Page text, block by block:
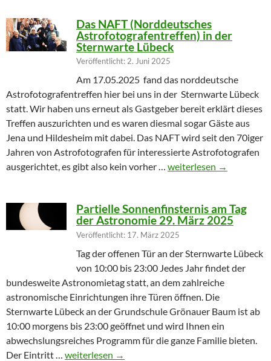
Das NAFT (Norddeutsches
Astrofotografentreffen) in der
Sternwarte Lübeck
Veröffentlicht: 2. Juni 2025
Am 17.05.2025 fand das norddeutsche
Astrofotografentreffen hier bei uns in der Sternwarte Lübeck
statt. Wir haben uns erneut als Gastgeber bereit erklärt dieses
Treffen auszurichten und es waren diesmal sogar Gäste aus
Jena und Hildesheim mit dabei. Das NAFT wird seit den 70iger
Jahren von Astrofotografen für interessierte Astrofotografen
ausgerichtet, es gibt also kein vorher … Das NAFT
weiterlesen →
Partielle Sonnenfinsternis am Tag
der Astronomie 29. März 2025
Veröffentlicht: 17. März 2025
Tag der offenen Tür an der Sternwarte Lübeck
von 10:00 bis 23:00 Jedes Jahr findet der
bundesweite Astronomietag statt, an dem zahlreiche
astronomische Einrichtungen ihre Türen öffnen. Die
Sternwarte Lübeck an der Grundschule Grönauer Baum ist ab
10:00 morgens bis 23:00 geöffnet und wird Ihnen ein
abwechslungsreiches Programm für die ganze Familie bieten.
Der Eintritt … Partielle Sonnenfinsternis am Tag der
weiterlesen →